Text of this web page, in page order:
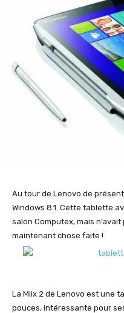
Au tour de Lenovo de
Windows 8.1. Cette tablette
salon Computex, mais
maintenant chose faite !
La Miix 2 de Lenovo est une
pouces, intéressante pour